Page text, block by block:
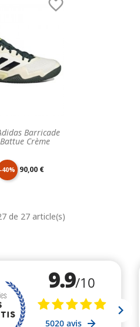
Barricade
Crème

-40% Prix
90,00 €
de 27 article(s)